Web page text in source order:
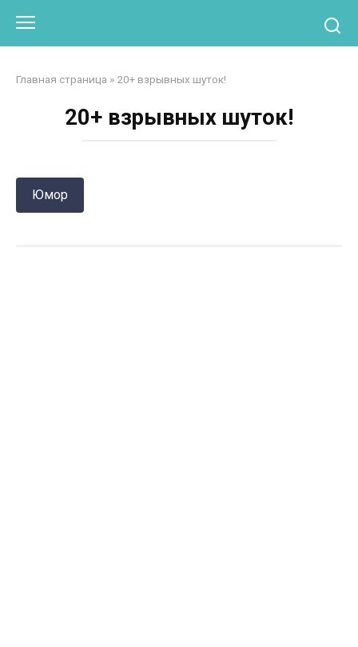
контенту
Главная страница » 20+ взрывных шуток!
20+ взрывных шуток!
Юмор